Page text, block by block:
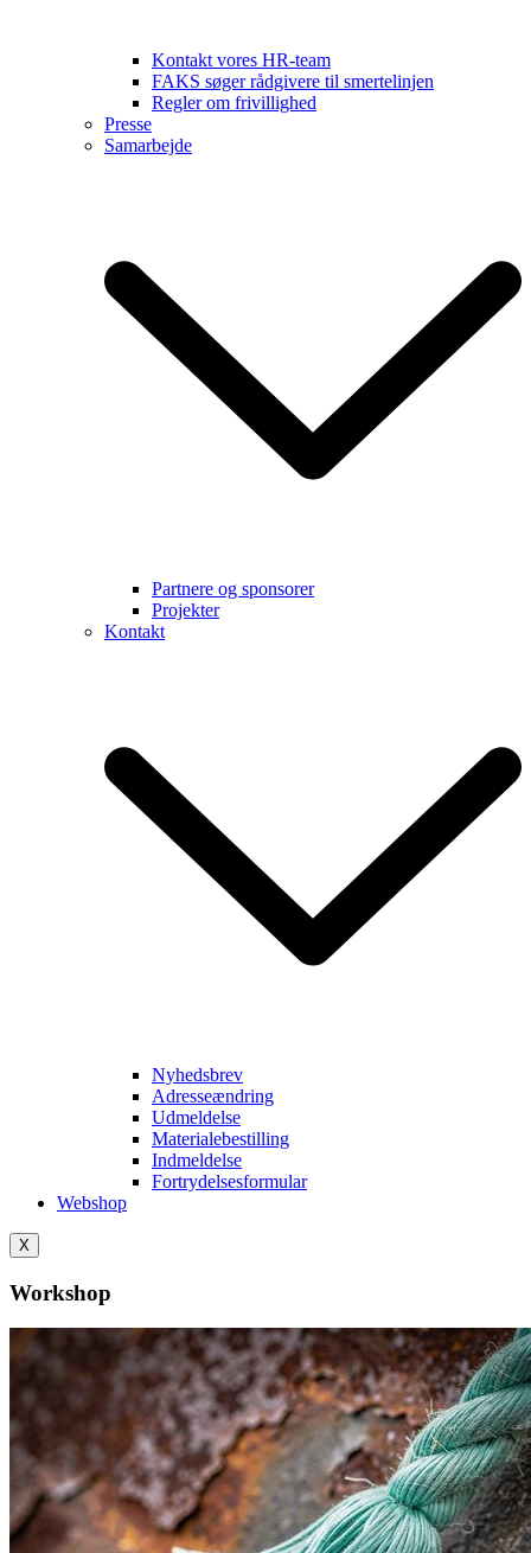
Kontakt vores HR-team
FAKS søger rådgivere til smertelinjen
Regler om frivillighed
Presse
Samarbejde
Partnere og sponsorer
Projekter
Kontakt
Nyhedsbrev
Adresseændring
Udmeldelse
Materialebestilling
Indmeldelse
Fortrydelsesformular
Webshop
X
Workshop